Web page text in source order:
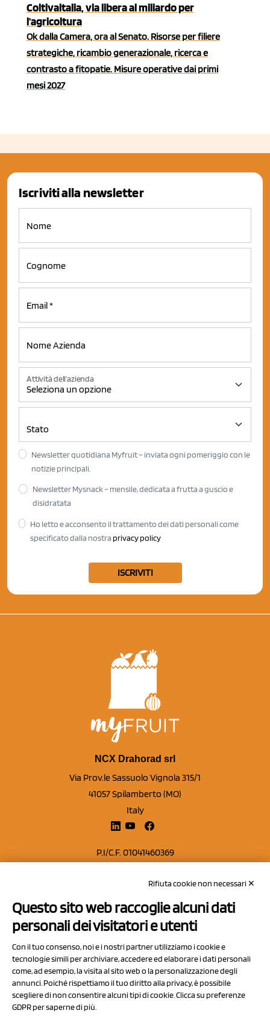
Coltivaitalia, via libera al miliardo per
l'agricoltura
Ok dalla Camera, ora al Senato. Risorse per filiere
strategiche, ricambio generazionale, ricerca e
contrasto a fitopatie. Misure operative dai primi
mesi 2027
Iscriviti alla newsletter
Attività dell'azienda
Newsletter quotidiana Myfruit – inviata ogni pomeriggio con le
notizie principali.
Newsletter Mysnack – mensile, dedicata a frutta a guscio e
disidratata
Ho letto e acconsento il trattamento dei dati personali come
specificato dalla nostra privacy policy
ISCRIVITI
NCX Drahorad srl
Via Prov.le Sassuolo Vignola 315/1
41057 Spilamberto (MO)
Italy
P.I/C.F. 01041460369
Capitale sociale Euro 50.000,00 i.v.
Contatti
Privacy Policy
Cookie Policy
Chi Siamo
Rifiuta cookie non necessari ✕
Questo sito web raccoglie alcuni dati
personali dei visitatori e utenti
Con il tuo consenso, noi e i nostri partner utilizziamo i cookie e
tecnologie simili per archiviare, accedere ed elaborare i dati personali
come, ad esempio, la visita al sito web o la personalizzazione degli
annunci. Poiché rispettiamo il tuo diritto alla privacy, è possibile
scegliere di non consentire alcuni tipi di cookie. Clicca su preferenze
GDPR per saperne di più.